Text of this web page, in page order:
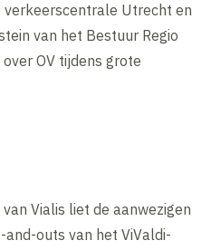
verkeerscentrale Utrecht en
van het Bestuur Regio
OV tijdens grote
Vialis liet de aanwezigen
and-outs van het ViValdi-